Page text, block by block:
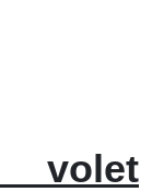
volet